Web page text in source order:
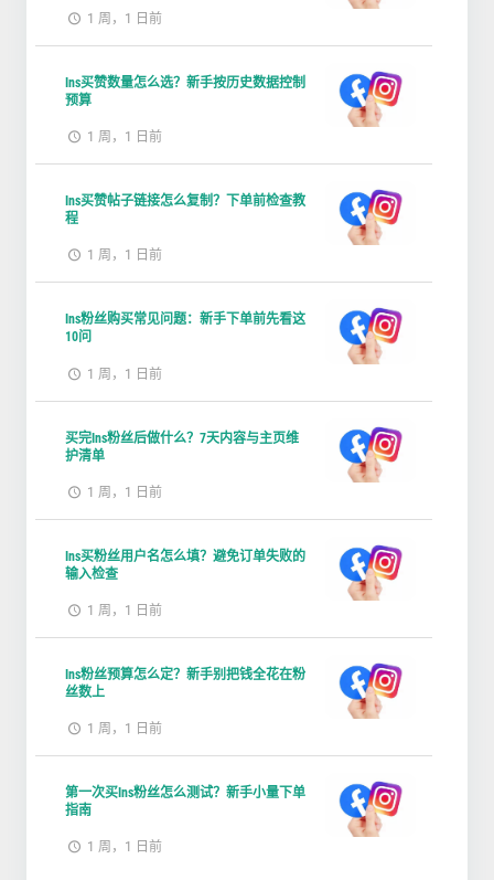
1 周，1 日前
Ins买赞数量怎么选？新手按历史数据控制
预算
1 周，1 日前
Ins买赞帖子链接怎么复制？下单前检查教
程
1 周，1 日前
Ins粉丝购买常见问题：新手下单前先看这
10问
1 周，1 日前
买完Ins粉丝后做什么？7天内容与主页维
护清单
1 周，1 日前
Ins买粉丝用户名怎么填？避免订单失败的
输入检查
1 周，1 日前
Ins粉丝预算怎么定？新手别把钱全花在粉
丝数上
1 周，1 日前
第一次买Ins粉丝怎么测试？新手小量下单
指南
1 周，1 日前